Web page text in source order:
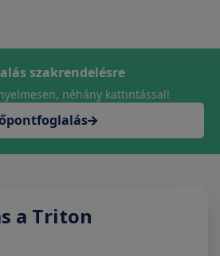
szakrendelésre
néhány kattintással!
a Triton